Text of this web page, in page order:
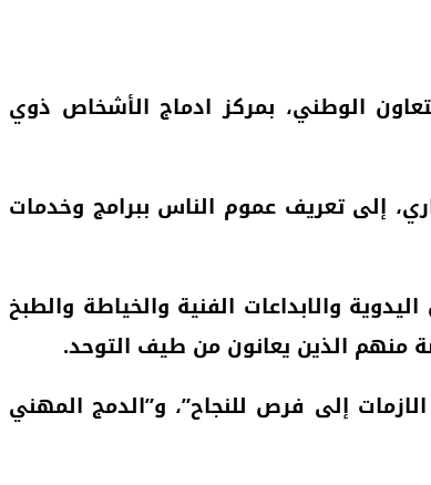
الوطني، بمركز ادماج الأشخاص ذوي
المنظمة بمناسبة الذكرى 68 لتأسيس التعاون الوطني بين 22 و 24 ماي الجاري، إلى تعريف عموم الناس ببرامج وخدمات
والابداعات الفنية والخياطة والطبخ
منهم الذين يعانون من طيف التوحد.
إلى فرص للنجاح”، و”الدمج المهني